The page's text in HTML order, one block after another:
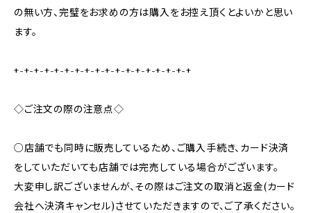
の無い方、完璧をお求めの方は購入をお控え頂くとよいかと思い
ます。
+-+-+-+-+-+-+-+-+-+-+-+-+-+-+-+-+-+
◇ご注文の際の注意点◇
○店舗でも同時に販売しているため、ご購入手続き、カード決済
をしていただいても店舗では完売している場合がございます。
大変申し訳ございませんが、その際はご注文の取消と返金(カード
会社へ決済キャンセル)させていただきますので、ご了承ください。